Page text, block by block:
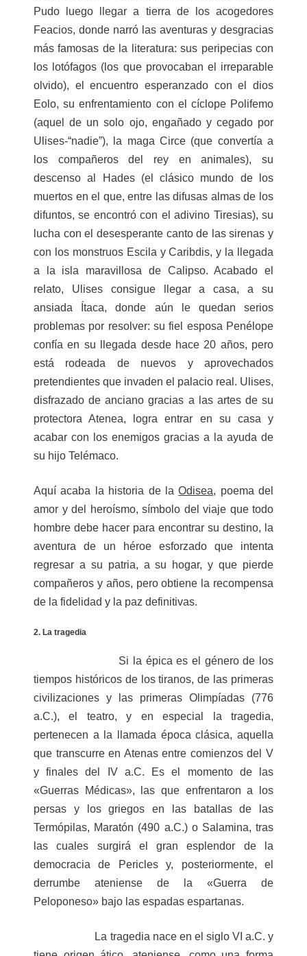
Pudo luego llegar a tierra de los acogedores
Feacios, donde narró las aventuras y desgracias
más famosas de la literatura: sus peripecias con
los lotófagos (los que provocaban el irreparable
olvido), el encuentro esperanzado con el dios
Eolo, su enfrentamiento con el cíclope Polifemo
(aquel de un solo ojo, engañado y cegado por
Ulises-“nadie”), la maga Circe (que convertía a
los compañeros del rey en animales), su
descenso al Hades (el clásico mundo de los
muertos en el que, entre las difusas almas de los
difuntos, se encontró con el adivino Tiresias), su
lucha con el desesperante canto de las sirenas y
con los monstruos Escila y Caribdis, y la llegada
a la isla maravillosa de Calipso. Acabado el
relato, Ulises consigue llegar a casa, a su
ansiada Ítaca, donde aún le quedan serios
problemas por resolver: su fiel esposa Penélope
confía en su llegada desde hace 20 años, pero
está rodeada de nuevos y aprovechados
pretendientes que invaden el palacio real. Ulises,
disfrazado de anciano gracias a las artes de su
protectora Atenea, logra entrar en su casa y
acabar con los enemigos gracias a la ayuda de
su hijo Telémaco.
Aquí acaba la historia de laOdisea, poema del
amor y del heroísmo, símbolo del viaje que todo
hombre debe hacer para encontrar su destino, la
aventura de un héroe esforzado que intenta
regresar a su patria, a su hogar, y que pierde
compañeros y años, pero obtiene la recompensa
de la fidelidad y la paz definitivas.
2. La tragedia
Si la épica es el género de los
tiempos históricos de los tiranos, de las primeras
civilizaciones y las primeras Olimpíadas (776
a.C.), el teatro, y en especial la tragedia,
pertenecen a la llamada época clásica, aquella
que transcurre en Atenas entre comienzos del V
y finales del IV a.C. Es el momento de las
«Guerras Médicas», las que enfrentaron a los
persas y los griegos en las batallas de las
Termópilas, Maratón (490 a.C.) o Salamina, tras
las cuales surgirá el gran esplendor de la
democracia de Pericles y, posteriormente, el
derrumbe ateniense de la «Guerra de
Peloponeso» bajo las espadas espartanas.
La tragedia nace en el siglo VI a.C. y